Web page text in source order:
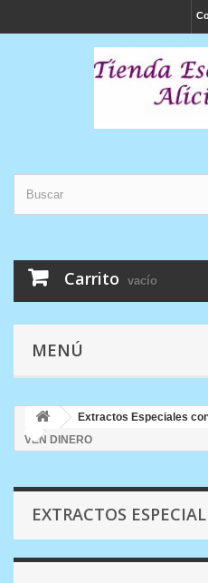
Carrito vacío
MENÚ
Extractos Especiales
VEN DINERO
EXTRACTOS